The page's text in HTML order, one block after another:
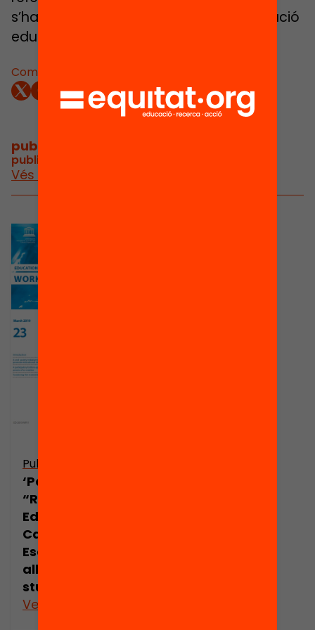
Comparteix:
s’ha de basar el treball per a l’actualització
educativa a la nostra societat.
publicacions i vídeos
publicacions i vídeos relacionats
Vés a publicacions i vídeos
Publicació
‘Paper’ UNESCO:
“Rethinking
Education in
Catalonia: The
Escola Nova 21
alliance – A case
study”
Veure’n més